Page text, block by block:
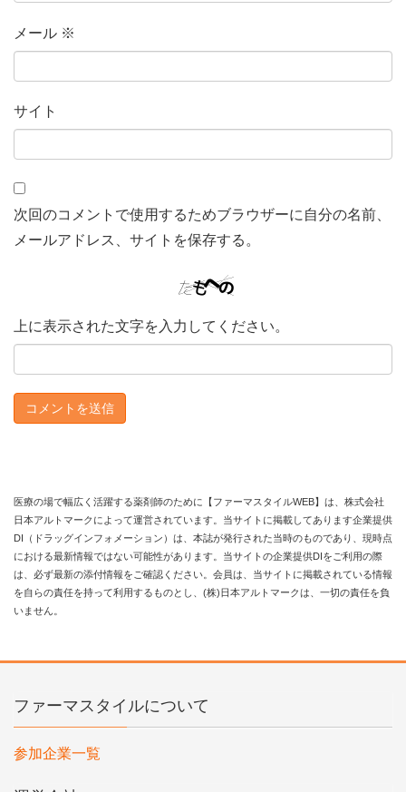
メール ※
サイト
次回のコメントで使用するためブラウザーに自分の名前、
メールアドレス、サイトを保存する。
上に表示された文字を入力してください。
医療の場で幅広く活躍する薬剤師のために【ファーマスタイルWEB】は、株式会社
日本アルトマークによって運営されています。当サイトに掲載してあります企業提供
DI（ドラッグインフォメーション）は、本誌が発行された当時のものであり、現時点
における最新情報ではない可能性があります。当サイトの企業提供DIをご利用の際
は、必ず最新の添付情報をご確認ください。会員は、当サイトに掲載されている情報
を自らの責任を持って利用するものとし、(株)日本アルトマークは、一切の責任を負
いません。
ファーマスタイルについて
参加企業一覧